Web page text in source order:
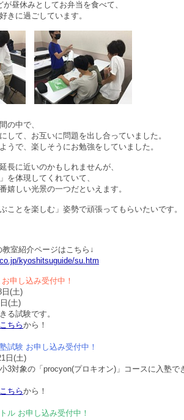
昼休みとしてお弁当を食べて、
きに過ごしています。
の中で、
して、お互いに問題を出し合っていました。
うで、楽しそうにお勉強をしていました。
長に近いのかもしれませんが、
を体現してくれていて、
嬉しい光景の一つだといえます。
ことを楽しむ」姿勢で頑張ってもらいたいです。
室紹介ページはこちら↓
kyoshitsuguide/su.htm
申し込み受付中！
日(土)
(土)
る試験です。
こちらから！
試験 お申し込み受付中！
日(土)
3対象の「procyon(プロキオン)」コースに入塾で
こちらから！
ル お申し込み受付中！